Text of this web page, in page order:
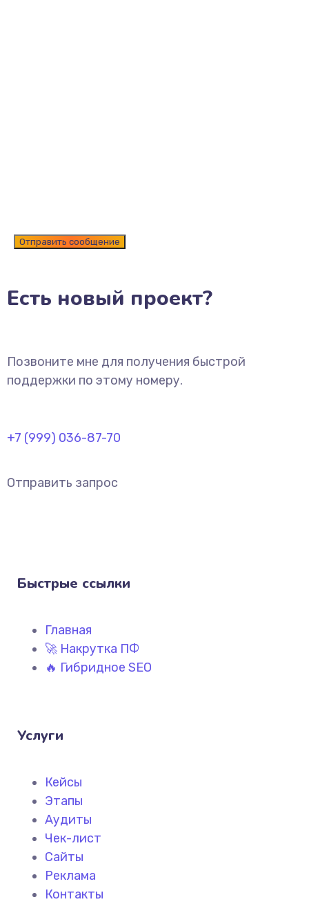
Есть новый проект?
Позвоните мне для получения быстрой
поддержки по этому номеру.
+7 (999) 036-87-70
Отправить запрос
Быстрые ссылки
Главная
🚀 Накрутка ПФ
🔥 Гибридное SEO
Услуги
Кейсы
Этапы
Аудиты
Чек-лист
Сайты
Реклама
Контакты